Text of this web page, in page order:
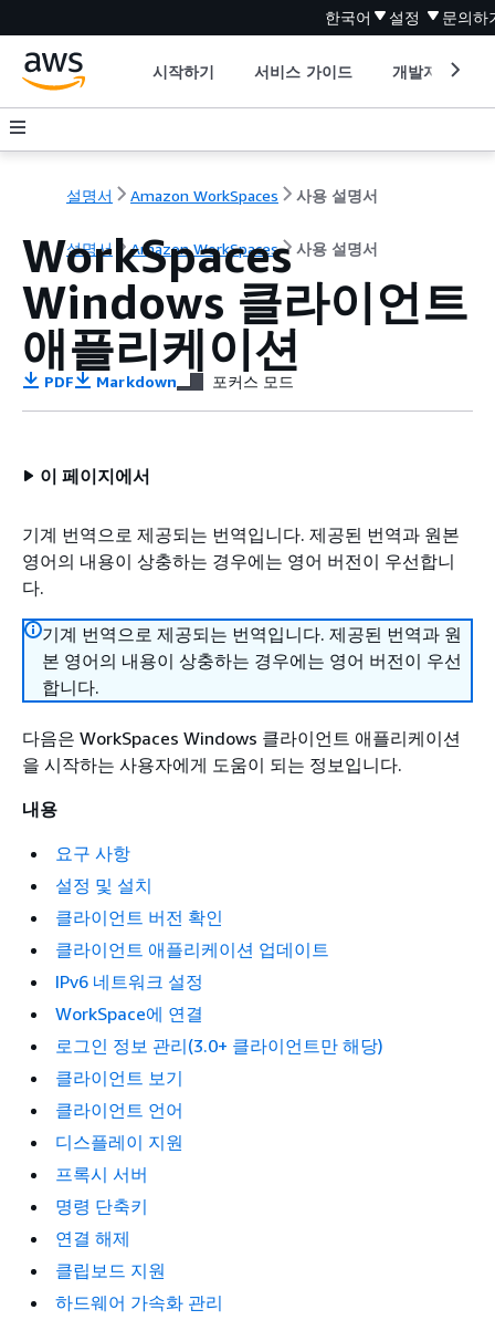
한국어 설정 문의하
시작하기 서비스 가이드 개발자 도구
설명서 Amazon WorkSpaces 사용 설명서
설명서 Amazon WorkSpaces 사용 설명서
WorkSpaces
Windows 클라이언트
애플리케이션
PDF Markdown 포커스 모드
이 페이지에서
기계 번역으로 제공되는 번역입니다. 제공된 번역과 원본
영어의 내용이 상충하는 경우에는 영어 버전이 우선합니
다.
기계 번역으로 제공되는 번역입니다. 제공된 번역과 원
본 영어의 내용이 상충하는 경우에는 영어 버전이 우선
합니다.
다음은 WorkSpaces Windows 클라이언트 애플리케이션
을 시작하는 사용자에게 도움이 되는 정보입니다.
내용
요구 사항
설정 및 설치
클라이언트 버전 확인
클라이언트 애플리케이션 업데이트
IPv6 네트워크 설정
WorkSpace에 연결
로그인 정보 관리(3.0+ 클라이언트만 해당)
클라이언트 보기
클라이언트 언어
디스플레이 지원
프록시 서버
명령 단축키
연결 해제
클립보드 지원
하드웨어 가속화 관리